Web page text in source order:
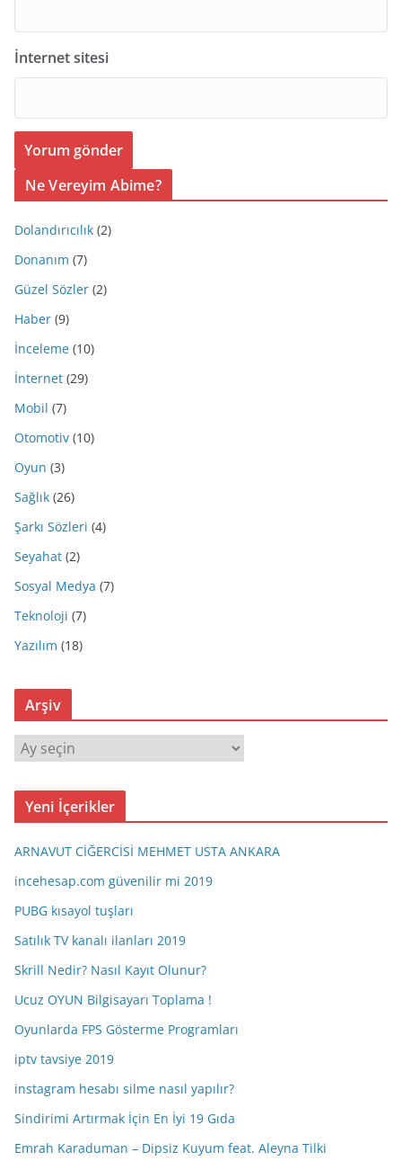
İnternet sitesi
Ne Vereyim Abime?
Dolandırıcılık (2)
Donanım (7)
Güzel Sözler (2)
Haber (9)
İnceleme (10)
İnternet (29)
Mobil (7)
Otomotiv (10)
Oyun (3)
Sağlık (26)
Şarkı Sözleri (4)
Seyahat (2)
Sosyal Medya (7)
Teknoloji (7)
Yazılım (18)
Arşiv
r
ş
Yeni İçerikler
ARNAVUT CİĞERCİSİ MEHMET USTA ANKARA
incehesap.com güvenilir mi 2019
PUBG kısayol tuşları
Satılık TV kanalı ilanları 2019
Skrill Nedir? Nasıl Kayıt Olunur?
Ucuz OYUN Bilgisayarı Toplama !
Oyunlarda FPS Gösterme Programları
iptv tavsiye 2019
instagram hesabı silme nasıl yapılır?
Sindirimi Artırmak İçin En İyi 19 Gıda
Emrah Karaduman – Dipsiz Kuyum feat. Aleyna Tilki